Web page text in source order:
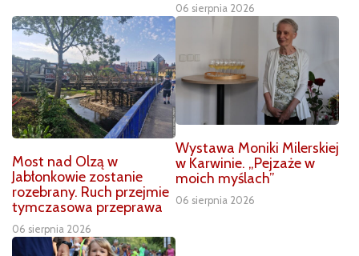
06 sierpnia 2026
Most nad Olzą w
Jabłonkowie zostanie
rozebrany. Ruch przejmie
tymczasowa przeprawa
06 sierpnia 2026
Wystawa Moniki Milerskiej
w Karwinie. „Pejzaże w
moich myślach”
06 sierpnia 2026